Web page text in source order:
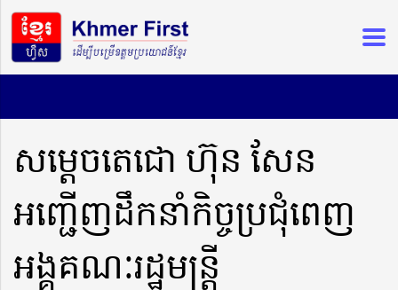
សម្ដេចតេជោ ហ៊ុន សែន
អញ្ជើញដឹកនាំកិច្ចប្រជុំពេញ
អង្គគណៈរដ្ឋមន្ត្រី